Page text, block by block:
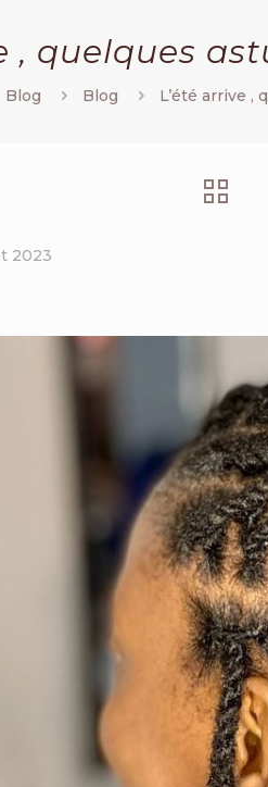
, quelques
Blog Blog L’été arrive ,
2023